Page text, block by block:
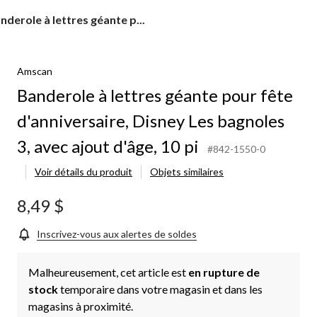
à lettres géante p...
Amscan
Banderole à lettres géante pour fête
d'anniversaire, Disney Les bagnoles
3, avec ajout d'âge, 10 pi
#842-1550-0
Voir détails du produit
Objets similaires
8,49 $
Inscrivez-vous aux alertes de soldes
Malheureusement, cet article est en rupture de
stocktemporaire dans votre magasin et dans les
magasins à proximité.